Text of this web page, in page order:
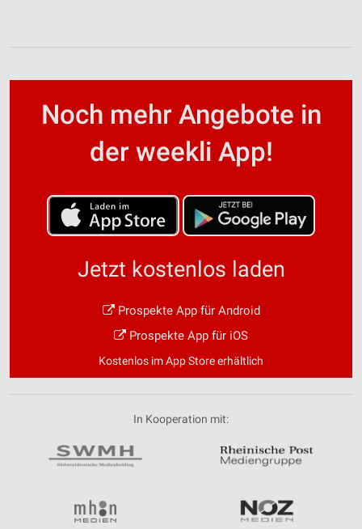
Noch mehr Angebote in
der weekli App!
Jetzt kostenlos laden
Prospekte App für Android
Prospekte App für iOS
Kostenlos im App Store erhältlich
In Kooperation mit: